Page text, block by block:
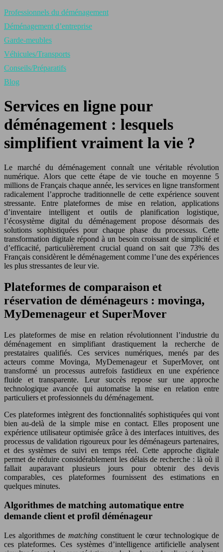
Professionnels du déménagement
Déménagement d’entreprise
Garde-meubles
Véhicules/Transports
Conseils/Préparatifs
Blog
Services en ligne pour
déménagement : lesquels
simplifient vraiment la vie ?
Le marché du déménagement connaît une véritable révolution
numérique. Alors que cette étape de vie touche en moyenne 5
millions de Français chaque année, les services en ligne transforment
radicalement l’approche traditionnelle de cette expérience souvent
stressante. Entre plateformes de mise en relation, applications
d’inventaire intelligent et outils de planification logistique,
l’écosystème digital du déménagement propose désormais des
solutions sophistiquées pour chaque phase du processus. Cette
transformation digitale répond à un besoin croissant de simplicité et
d’efficacité, particulièrement crucial quand on sait que 73% des
Français considèrent le déménagement comme l’une des expériences
les plus stressantes de leur vie.
Plateformes de comparaison et
réservation de déménageurs : movinga,
MyDemenageur et SuperMover
Les plateformes de mise en relation révolutionnent l’industrie du
déménagement en simplifiant drastiquement la recherche de
prestataires qualifiés. Ces services numériques, menés par des
acteurs comme Movinga, MyDemenageur et SuperMover, ont
transformé un processus autrefois fastidieux en une expérience
fluide et transparente. Leur succès repose sur une approche
technologique avancée qui automatise la mise en relation entre
particuliers et professionnels du déménagement.
Ces plateformes intègrent des fonctionnalités sophistiquées qui vont
bien au-delà de la simple mise en contact. Elles proposent une
expérience utilisateur optimisée grâce à des interfaces intuitives, des
processus de validation rigoureux pour les déménageurs partenaires,
et des systèmes de suivi en temps réel. Cette approche digitale
permet de réduire considérablement les délais de recherche : là où il
fallait auparavant plusieurs jours pour obtenir des devis
comparables, ces plateformes fournissent des estimations en
quelques minutes.
Algorithmes de matching automatique entre
demande client et profil déménageur
Les algorithmes de matching constituent le cœur technologique de
ces plateformes. Ces systèmes d’intelligence artificielle analysent